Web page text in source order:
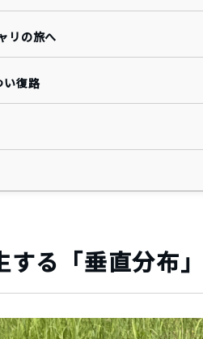
リの旅へ
い復路
る「垂直分布」